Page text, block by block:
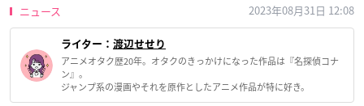
ニュース 2023年08月31日 12:08
ライター： 渡辺せせり
アニメオタク歴20年。オタクのきっかけになった作品は『名探偵コナ
ン』。
ジャンプ系の漫画やそれを原作としたアニメ作品が特に好き。